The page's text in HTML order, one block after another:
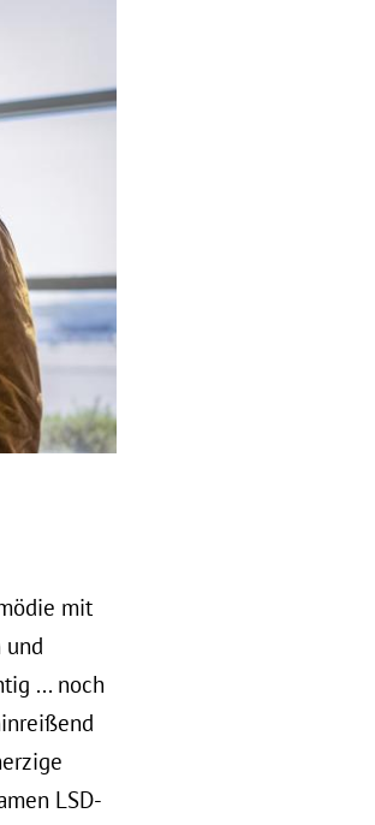
mit
und
... noch
LSD-